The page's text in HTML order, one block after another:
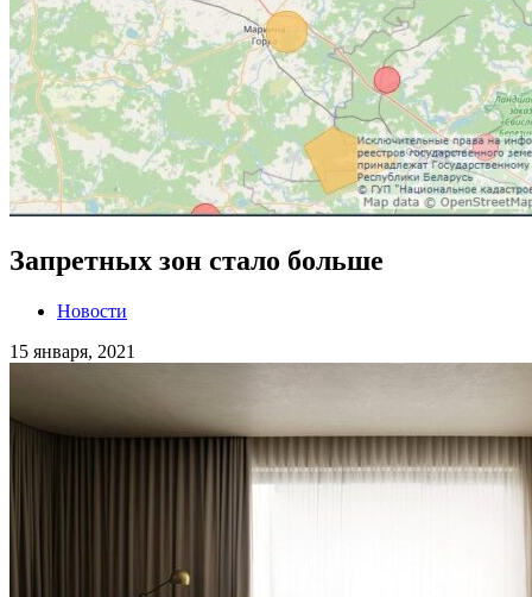
Запретных зон стало больше
Новости
15 января, 2021